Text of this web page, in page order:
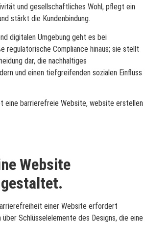
und gesellschaftliches Wohl, pflegt ein
stärkt die Kundenbindung.
digitalen Umgebung geht es bei
regulatorische Compliance hinaus; sie stellt
dar, die nachhaltiges
und einen tiefgreifenden sozialen Einfluss
Website
einer Website erfordert
Schlüsselelemente des Designs, die eine